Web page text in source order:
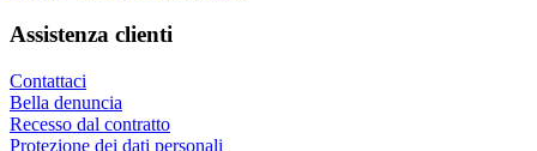
Assistenza clienti
Contattaci
Bella denuncia
Recesso dal contratto
Protezione dei dati personali